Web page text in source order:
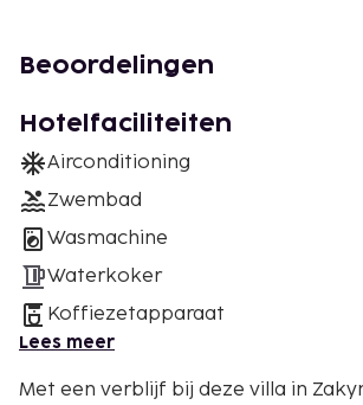
Beoordelingen
Hotelfaciliteiten
Airconditioning
Zwembad
Wasmachine
Waterkoker
Koffiezetapparaat
Lees meer
Met een verblijf bij deze villa in